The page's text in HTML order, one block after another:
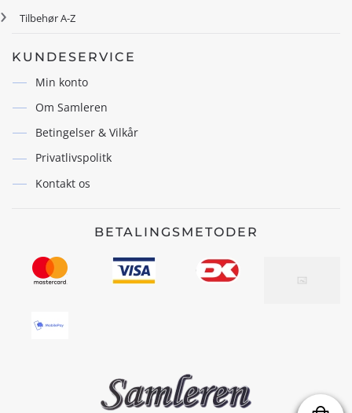
Tilbehør A-Z
KUNDESERVICE
Min konto
Om Samleren
Betingelser & Vilkår
Privatlivspolitk
Kontakt os
BETALINGSMETODER